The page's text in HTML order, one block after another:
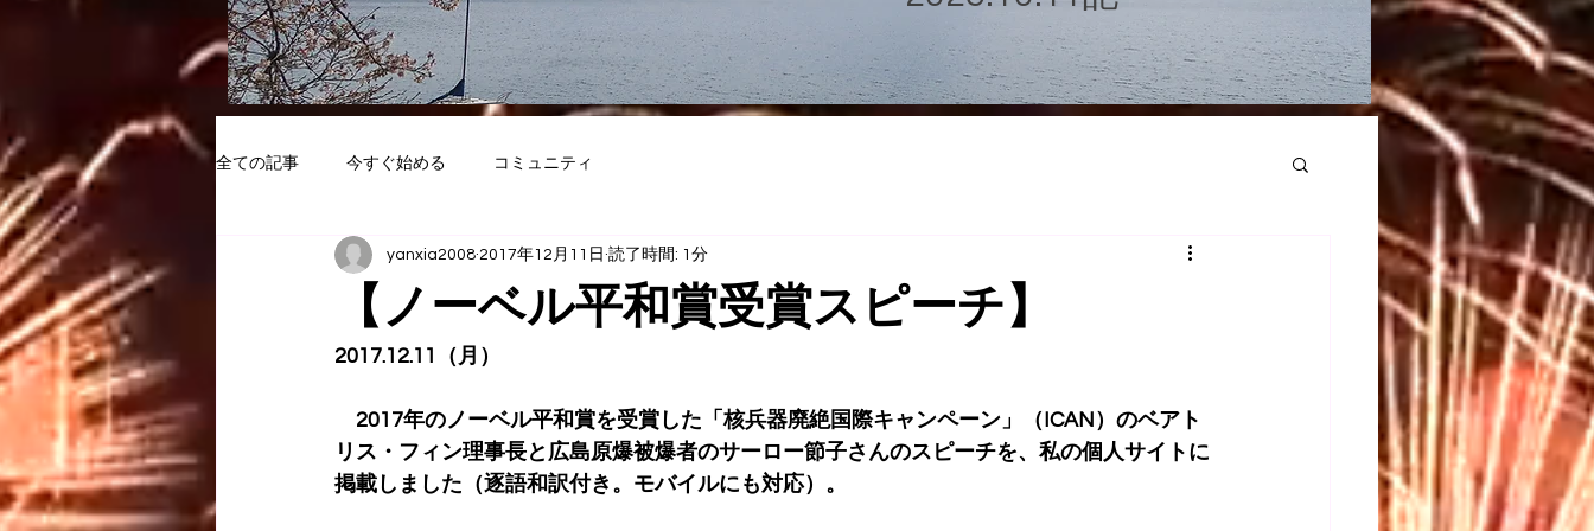
全ての記事 今すぐ始める コミュニティ
【ノーベル平和賞受賞スピーチ】
yanxia2008 2017年12月11日 読了時間: 1分
2017.12.11（月）
2017年のノーベル平和賞を受賞した「核兵器廃絶国際キャンペーン」（ICAN）のベアト
リス・フィン理事長と広島原爆被爆者のサーロー節子さんのスピーチを、私の個人サイトに
掲載しました（逐語和訳付き。モバイルにも対応）。